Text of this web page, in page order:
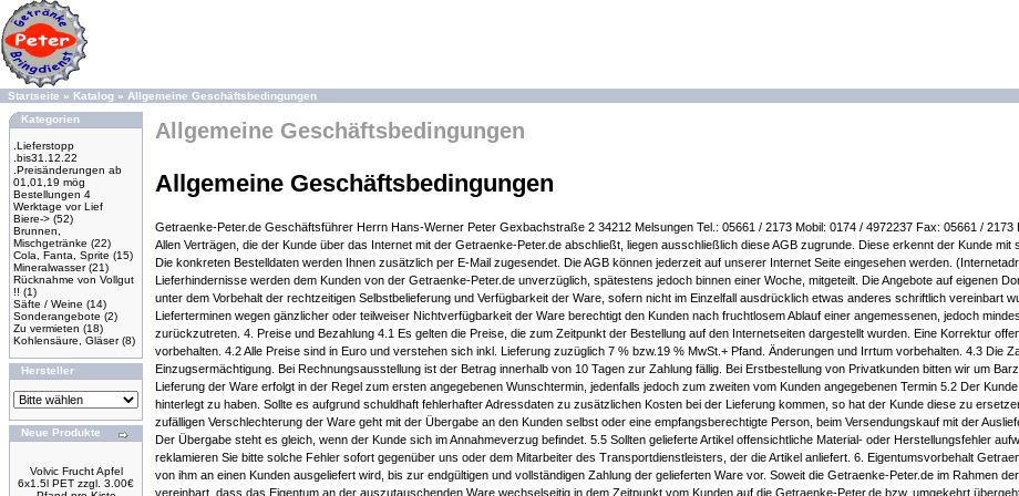
Startseite » Katalog » Allgemeine Geschäftsbedingungen
Kategorien
.Lieferstopp
.bis31.12.22
.Preisänderungen ab
01,01,19 mög
Bestellungen 4
Werktage vor Lief
Biere-> (52)
Brunnen,
Mischgetränke (22)
Cola, Fanta, Sprite (15)
Mineralwasser(21)
Rücknahme von Vollgut
!! (1)
Säfte / Weine (14)
Sonderangebote (2)
Zu vermieten (18)
Kohlensäure, Gläser(8)
Hersteller
Neue Produkte
Volvic Frucht Apfel
6x1.5l PET zzgl. 3.00€
Allgemeine Geschäftsbedingungen
Allgemeine Geschäftsbedingungen
Getraenke-Peter.de Geschäftsführer Herrn Hans-Werner Peter Gexbachstraße 2 34212 Melsungen Tel.: 05661 / 2173 Mobil: 0174 / 4972237 Fax: 05661 /
Allen Verträgen, die der Kunde über das Internet mit der Getraenke-Peter.de abschließt, liegen ausschließlich diese AGB zugrunde. Diese erkennt der Kunde
Die konkreten Bestelldaten werden Ihnen zusätzlich per E-Mail zugesendet. Die AGB können jederzeit auf unserer Internet Seite eingesehen werden.
Lieferhindernisse werden dem Kunden von der Getraenke-Peter.de unverzüglich, spätestens jedoch binnen einer Woche, mitgeteilt. Die Angebote auf eigenen
unter dem Vorbehalt der rechtzeitigen Selbstbelieferung und Verfügbarkeit der Ware, sofern nicht im Einzelfall ausdrücklich etwas anderes schriftlich vereinbart
Lieferterminen wegen gänzlicher oder teilweiser Nichtverfügbarkeit der Ware berechtigt den Kunden nach fruchtlosem Ablauf einer angemessenen, jedoch
zurückzutreten. 4. Preise und Bezahlung 4.1 Es gelten die Preise, die zum Zeitpunkt der Bestellung auf den Internetseiten dargestellt wurden. Eine Korrektur
vorbehalten. 4.2 Alle Preise sind in Euro und verstehen sich inkl. Lieferung zuzüglich 7 % bzw.19 % MwSt.+ Pfand. Änderungen und Irrtum vorbehalten. 4.3 Die
Einzugsermächtigung. Bei Rechnungsausstellung ist der Betrag innerhalb von 10 Tagen zur Zahlung fällig. Bei Erstbestellung von Privatkunden bitten wir um
Lieferung der Ware erfolgt in der Regel zum ersten angegebenen Wunschtermin, jedenfalls jedoch zum zweiten vom Kunden angegebenen Termin 5.2 Der
hinterlegt zu haben. Sollte es aufgrund schuldhaft fehlerhafter Adressdaten zu zusätzlichen Kosten bei der Lieferung kommen, so hat der Kunde diese zu
zufälligen Verschlechterung der Ware geht mit der Übergabe an den Kunden selbst oder eine empfangsberechtigte Person, beim Versendungskauf mit der
Der Übergabe steht es gleich, wenn der Kunde sich im Annahmeverzug befindet. 5.5 Sollten gelieferte Artikel offensichtliche Material- oder Herstellungsfehler
reklamieren Sie bitte solche Fehler sofort gegenüber uns oder dem Mitarbeiter des Transportdienstleisters, der die Artikel anliefert. 6. Eigentumsvorbehalt
von ihm an einen Kunden ausgeliefert wird, bis zur endgültigen und vollständigen Zahlung der gelieferten Ware vor. Soweit die Getraenke-Peter.de im Rahmen
vereinbart, dass das Eigentum an der auszutauschenden Ware wechselseitig in dem Zeitpunkt vom Kunden auf die Getraenke-Peter.de bzw. umgekehrt